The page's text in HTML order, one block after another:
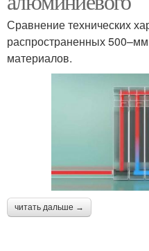
Сравнение технических
распространенных
материалов.
читать дальше →